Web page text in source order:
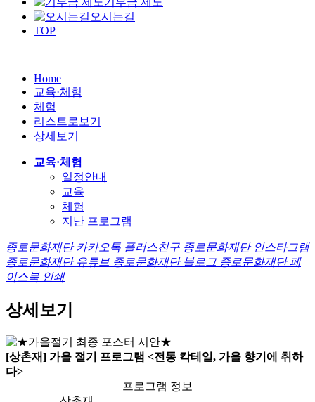
오시는길
TOP
Home
교육·체험
체험
리스트로보기
상세보기
교육·체험
일정안내
교육
체험
지난 프로그램
종로문화재단 카카오톡 플러스친구 종로문화재단 인스타그램
종로문화재단 유튜브 종로문화재단 블로그 종로문화재단 페
이스북 인쇄
상세보기
[상촌재] 가을 절기 프로그램 <전통 칵테일, 가을 향기에 취하
다>
프로그램 정보